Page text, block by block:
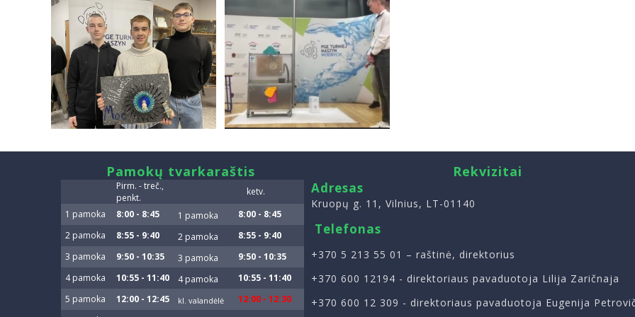
Pamokų tvarkaraštis
Pirm. - treč.,
penkt.
ketv.
1 pamoka
8:00 - 8:45 1 pamoka
8:00 - 8:45
2 pamoka
8:55 - 9:40 2 pamoka
8:55 - 9:40
3 pamoka
9:50 - 10:35 3 pamoka
9:50 - 10:35
4 pamoka
10:55 - 11:40 4 pamoka
10:55 - 11:40
5 pamoka
12:00 - 12:45 kl. valandėlė
12:00 - 12:30
Rekvizitai
Adresas
Kruopų g. 11, Vilnius, LT-01140
Telefonas
+370 5 213 55 01 – raštinė, direktorius
+370 600 12194 - direktoriaus pavaduotoja Lilija Zaričnaja
+370 600 12 309 - direktoriaus pavaduotoja Eugenija Petrovič